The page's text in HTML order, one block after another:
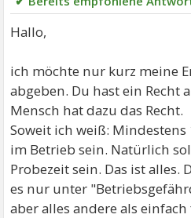
Hallo,
ich möchte nur kurz meine
abgeben. Du hast ein Recht
Mensch hat dazu das Recht.
Soweit ich weiß:
im Betrieb sein. Natürlich
Probezeit sein. Das ist
es nur unter
aber alles andere als einfach